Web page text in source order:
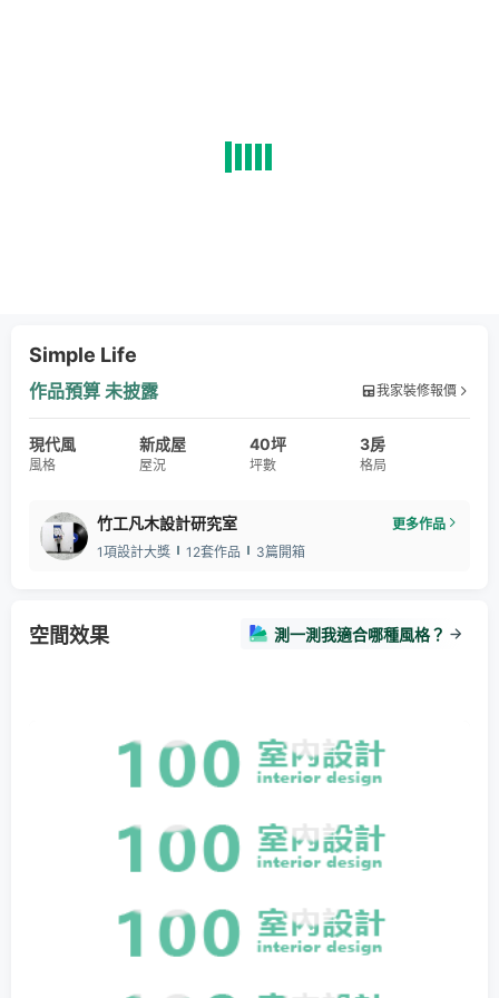
Simple Life
作品預算 未披露 我家裝修報價
現代風
風格
新成屋
屋況
40坪
坪數
3房
格局
竹工凡木設計研究室
更多作品
1項設計大獎
12套作品 3篇開箱
空間效果 測一測我適合哪種風格？